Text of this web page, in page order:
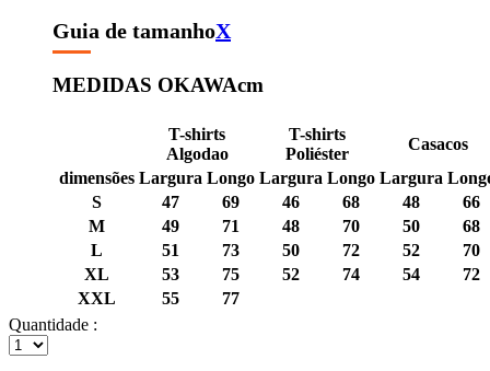
Guia de tamanhoX
MEDIDAS OKAWAcm
T-shirts
Algodao
T-shirts
Poliéster
Casacos
dimensões Largura Longo Largura Longo Largura
S
47 69 46 68 48
66
M
49 71 48 70 50
68
L
51 73 50 72 52
70
XL
53 75 52 74 54
72
XXL
55
77
Quantidade :